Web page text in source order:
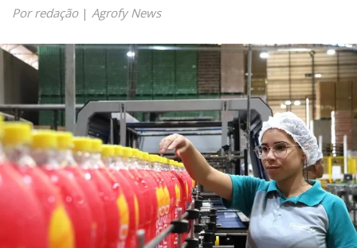
Por redação| Agrofy News